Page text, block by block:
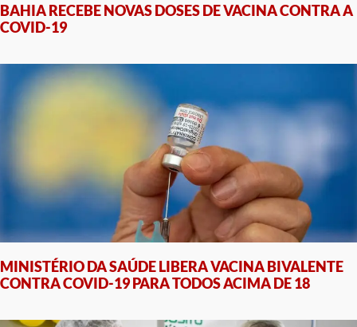
BAHIA RECEBE NOVAS DOSES DE VACINA CONTRA A
COVID-19
MINISTÉRIO DA SAÚDE LIBERA VACINA BIVALENTE
CONTRA COVID-19 PARA TODOS ACIMA DE 18